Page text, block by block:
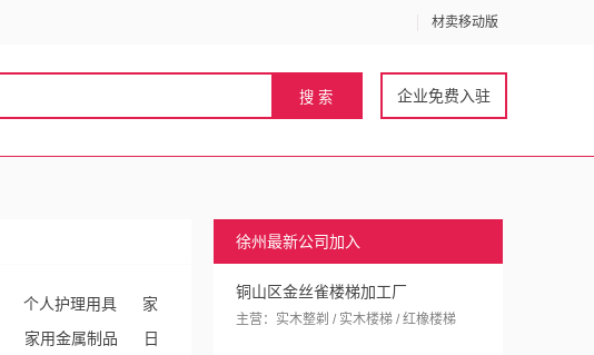
材卖移动版
企业免费入驻
个人护理用具
家
家用金属制品
日
徐州最新公司加入
铜山区金丝雀楼梯加工厂
主营：实木整剃 / 实木楼梯 / 红橡楼梯